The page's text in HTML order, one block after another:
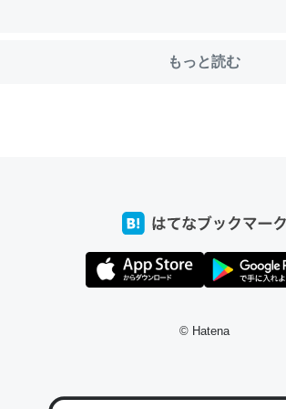
同じ理由でEcho Show 8を設定中でした。
倍以上に伸ばす効果があるはず……
もっと読む
© Hatena